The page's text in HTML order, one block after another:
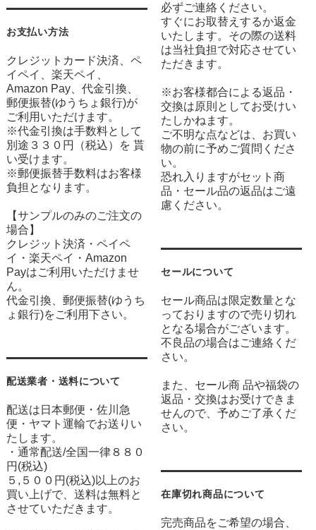
お支払い方法
クレジットカード決済、ペ
イペイ、楽天ペイ、
Amazon Pay、代金引換、
郵便振替(ゆうちょ銀行)が
ご利用いただけます。
※代金引換は手数料として
別途３３０円（税込）を 貰
い受けます。
※郵便振替手数料はお客様
負担となります。
【サンプルのみのご注文の
場合】
クレジット決済・ペイペ
イ・楽天ペイ・Amazon
Payはご利用いただけませ
ん。
代金引換、郵便振替(ゆうち
ょ銀行)をご利用下さい。
配送業者・送料について
配送は日本郵便・佐川急
便・ヤマト運輸でお送りい
たします。
・通常配送/全国一律８８０
円(税込)
５,５００円(税込)以上のお
買い上げで、送料は無料と
させていただきます。
必ずご連絡ください。
すぐにお取替えするか返金
いたします。その際の送料
は当社負担で対応させてい
ただきます。
※お客様都合による返品・
交換は原則としてお受けい
たしかねます。
ご不明な点などは、お買い
物の前に予めご質問くださ
い。
恐れ入りますがセット商
品・セール品の返品はご遠
慮ください。
セールについて
セール商品は限定数量とな
っておりますので売り切れ
となる場合がございます。
不良品の場合はご連絡くだ
さい。
また、セール商 品や福袋の
返品・交換はお受けできま
せんので、予めご了承くだ
さい。
在庫切れ商品について
完売商品をご希望の場合、